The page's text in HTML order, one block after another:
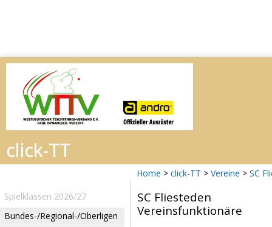
Home > click-TT > Vereine > SC
Spielklassen 2026/27
Bundes-/Regional-/Oberligen
SC Fliesteden
Vereinsfunktionäre